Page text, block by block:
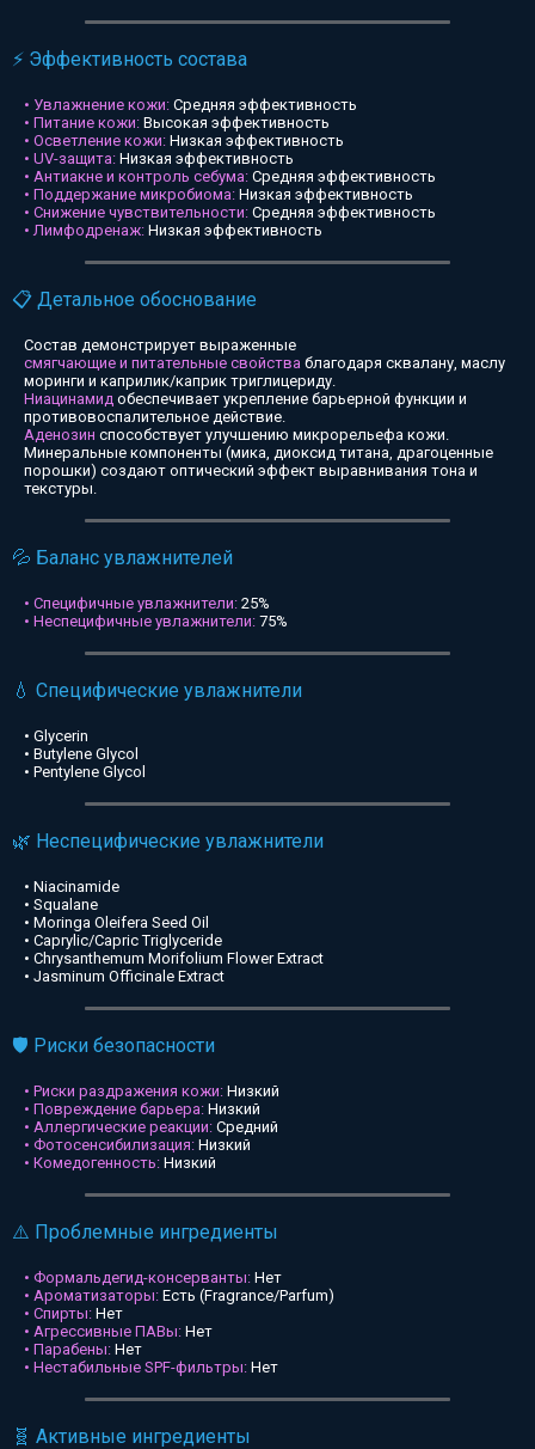
⚡ Эффективность состава
• Увлажнение кожи: Средняя эффективность
• Питание кожи: Высокая эффективность
• Осветление кожи: Низкая эффективность
• UV-защита: Низкая эффективность
• Антиакне и контроль себума: Средняя эффективность
• Поддержание микробиома: Низкая эффективность
• Снижение чувствительности: Средняя эффективность
• Лимфодренаж: Низкая эффективность
📋 Детальное обоснование
Состав демонстрирует выраженные
смягчающие и питательные свойства благодаря сквалану, маслу
моринги и каприлик/каприк триглицериду.
Ниацинамид обеспечивает укрепление барьерной функции и
противовоспалительное действие.
Аденозин способствует улучшению микрорельефа кожи.
Минеральные компоненты (мика, диоксид титана, драгоценные
порошки) создают оптический эффект выравнивания тона и
текстуры.
💦 Баланс увлажнителей
• Специфичные увлажнители: 25%
• Неспецифичные увлажнители: 75%
💧 Специфические увлажнители
• Glycerin
• Butylene Glycol
• Pentylene Glycol
🌿 Неспецифические увлажнители
• Niacinamide
• Squalane
• Moringa Oleifera Seed Oil
• Caprylic/Capric Triglyceride
• Chrysanthemum Morifolium Flower Extract
• Jasminum Officinale Extract
🛡️ Риски безопасности
• Риски раздражения кожи: Низкий
• Повреждение барьера: Низкий
• Аллергические реакции: Средний
• Фотосенсибилизация: Низкий
• Комедогенность: Низкий
⚠️ Проблемные ингредиенты
• Формальдегид-консерванты: Нет
• Ароматизаторы: Есть (Fragrance/Parfum)
• Спирты: Нет
• Агрессивные ПАВы: Нет
• Парабены: Нет
• Нестабильные SPF-фильтры: Нет
🧬 Активные ингредиенты